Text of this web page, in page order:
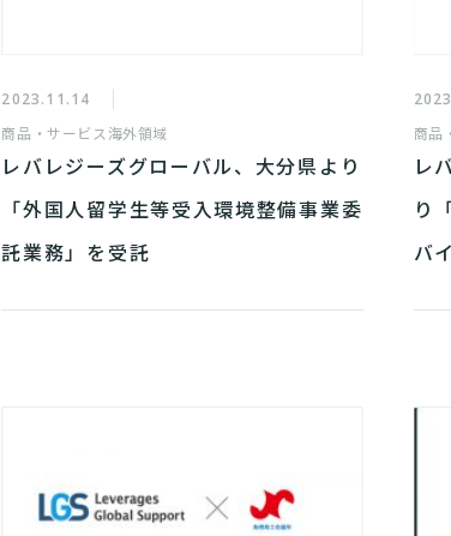
2023.11.14
商品・サービス海外領域
レバレジーズグローバル、大分県より
「外国人留学生等受入環境整備事業委
託業務」を受託
商品
レ
り
バ